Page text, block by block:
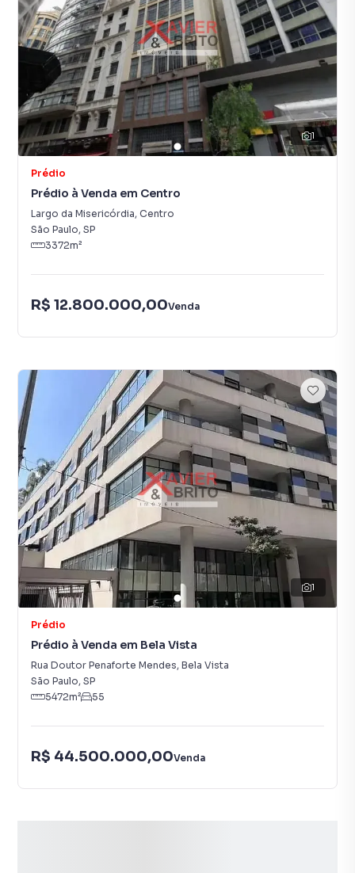
1
Prédio
Prédio à Venda em Centro
Largo da Misericórdia, Centro
São Paulo, SP
3372m²
R$ 12.800.000,00Venda
1
Prédio
Prédio à Venda em Bela Vista
Rua Doutor Penaforte Mendes, Bela Vista
São Paulo, SP
5472m² 55
R$ 44.500.000,00Venda